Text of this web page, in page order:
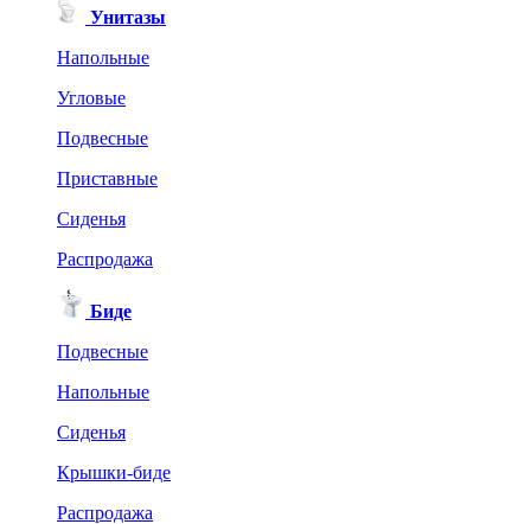
Унитазы
Напольные
Угловые
Подвесные
Приставные
Сиденья
Распродажа
Биде
Подвесные
Напольные
Сиденья
Крышки-биде
Распродажа